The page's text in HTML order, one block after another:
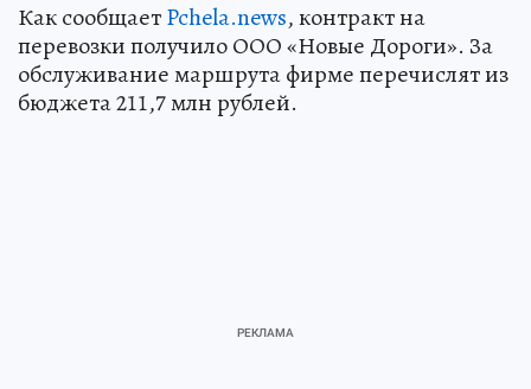
Как сообщаетPchela.news, контракт на
перевозки получило ООО «Новые Дороги». За
обслуживание маршрута фирме перечислят из
бюджета 211,7 млн рублей.